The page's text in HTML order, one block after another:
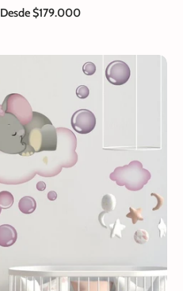
Desde $179.000